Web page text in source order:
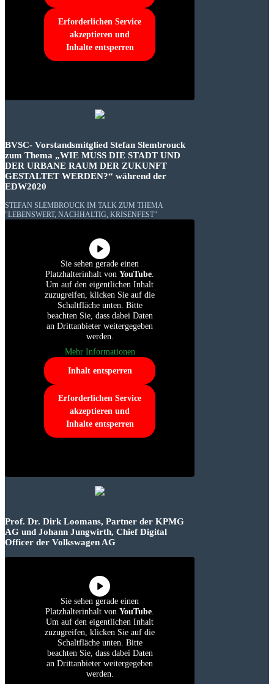
Erforderlichen Service
akzeptieren und
Inhalte entsperren
BVSC- Vorstandsmitglied Stefan Slembrouck
zum Thema „WIE MUSS DIE STADT UND
DER URBANE RAUM DER ZUKUNFT
GESTALTET WERDEN?“ während der
EDW2020
STEFAN SLEMBROUCK IM TALK ZUM THEMA
"LEBENSWERT, NACHHALTIG, KRISENFEST"
Sie sehen gerade einen
Platzhalterinhalt von YouTube.
Um auf den eigentlichen Inhalt
zuzugreifen, klicken Sie auf die
Schaltfläche unten. Bitte
beachten Sie, dass dabei Daten
an Drittanbieter weitergegeben
werden.
Mehr Informationen
Inhalt entsperren
Erforderlichen Service
akzeptieren und
Inhalte entsperren
Prof. Dr. Dirk Loomans, Partner der KPMG
AG und Johann Jungwirth, Chief Digital
Officer der Volkswagen AG
Sie sehen gerade einen
Platzhalterinhalt von YouTube.
Um auf den eigentlichen Inhalt
zuzugreifen, klicken Sie auf die
Schaltfläche unten. Bitte
beachten Sie, dass dabei Daten
an Drittanbieter weitergegeben
werden.